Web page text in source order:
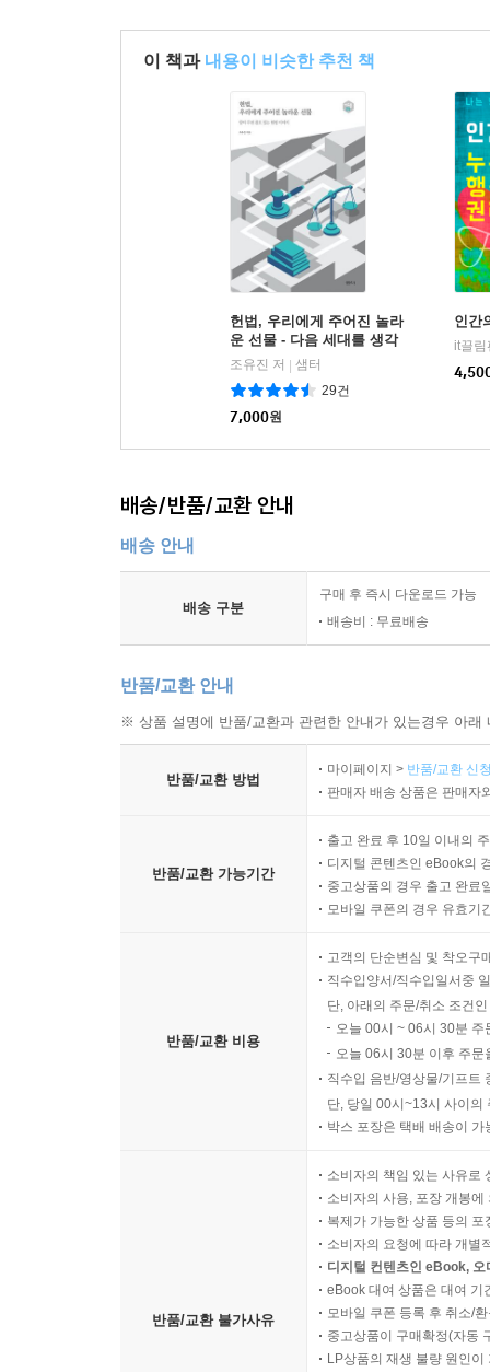
이 책과 내용이 비슷한 추천 책
헌법, 우리에게 주어진 놀라
운 선물 - 다음 세대를 생각
하는 인문교양 시리즈 아우
름 24
조유진 저 | 샘터
29건
7,000원
인간
it끌
배송/반품/교환 안내
배송 안내
배송 구분
구매 후 즉시 다운로드 가능
배송비 : 무료배송
반품/교환 안내
※ 상품 설명에 반품/교환과 관련한 안내가 있는경우 아
반품/교환 방법
마이페이지 > 반품/교환 신
판매자 배송 상품은 판매자
반품/교환 가능기간
출고 완료 후 10일 이내의
디지털 콘텐츠인 eBook의
중고상품의 경우 출고 완료
모바일 쿠폰의 경우 유효기
반품/교환 비용
고객의 단순변심 및 착오구
직수입양서/직수입일서중
단, 아래의 주문/취소 조건
오늘 00시 ~ 06시 30분
오늘 06시 30분 이후 주
직수입 음반/영상물/기프트
단, 당일 00시~13시 사이의
박스 포장은 택배 배송이
반품/교환 불가사유
소비자의 책임 있는 사유로
소비자의 사용, 포장 개봉
복제가 가능한 상품 등의
소비자의 요청에 따라 개별
디지털 컨텐츠인 eBook,
eBook 대여 상품은 대여 기
모바일 쿠폰 등록 후 취소/
중고상품이 구매확정(자동
LP상품의 재생 불량 원인